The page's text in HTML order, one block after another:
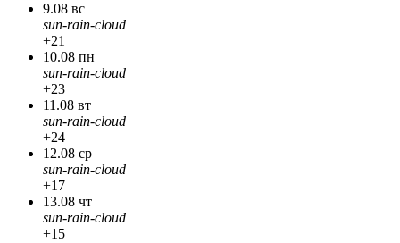
9.08 вс
sun-rain-cloud
+21
10.08 пн
sun-rain-cloud
+23
11.08 вт
sun-rain-cloud
+24
12.08 ср
sun-rain-cloud
+17
13.08 чт
sun-rain-cloud
+15